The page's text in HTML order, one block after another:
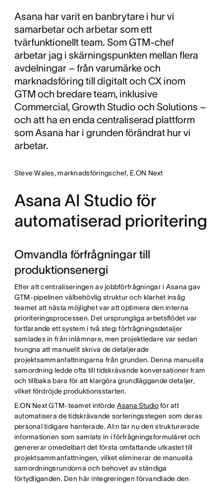
Asana har varit en banbrytare i hur vi
samarbetar och arbetar som ett
tvärfunktionellt team. Som GTM-chef
arbetar jag i skärningspunkten mellan flera
avdelningar – från varumärke och
marknadsföring till digitalt och CX inom
GTM och bredare team, inklusive
Commercial, Growth Studio och Solutions –
och att ha en enda centraliserad plattform
som Asana har i grunden förändrat hur vi
arbetar.
Steve Wales, marknadsföringschef, E.ON Next
Asana AI Studio för
automatiserad prioritering
Omvandla förfrågningar till
produktionsenergi
Efter att centraliseringen av jobbförfrågningar i Asana gav
GTM-pipelinen välbehövlig struktur och klarhet insåg
teamet att nästa möjlighet var att optimera den interna
prioriteringsprocessen. Det ursprungliga arbetsflödet var
fortfarande ett system i två steg: förfrågningsdetaljer
samlades in från inlämnare, men projektledare var sedan
tvungna att manuellt skriva de detaljerade
projektsammanfattningarna från grunden. Denna manuella
samordning ledde ofta till tidskrävande konversationer fram
och tillbaka bara för att klargöra grundläggande detaljer,
vilket fördröjde produktionsstarten.
E.ON Next GTM-teamet införde Asana Studioför att
automatisera de tidskrävande sorteringsstegen som deras
personal tidigare hanterade. AI:n tar nu den strukturerade
informationen som samlats in i förfrågningsformuläret och
genererar omedelbart det första omfattande utkastet till
projektsammanfattningen, vilket eliminerar de manuella
samordningsrundorna och behovet av ständiga
förtydliganden. Den här integreringen förvandlade den